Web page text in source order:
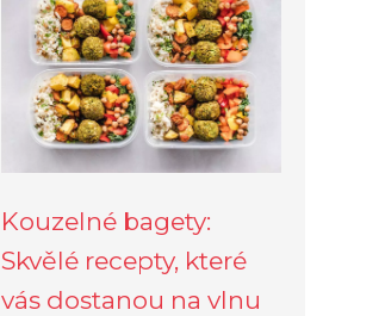
Kouzelné bagety:
Skvělé recepty, které
vás dostanou na vlnu